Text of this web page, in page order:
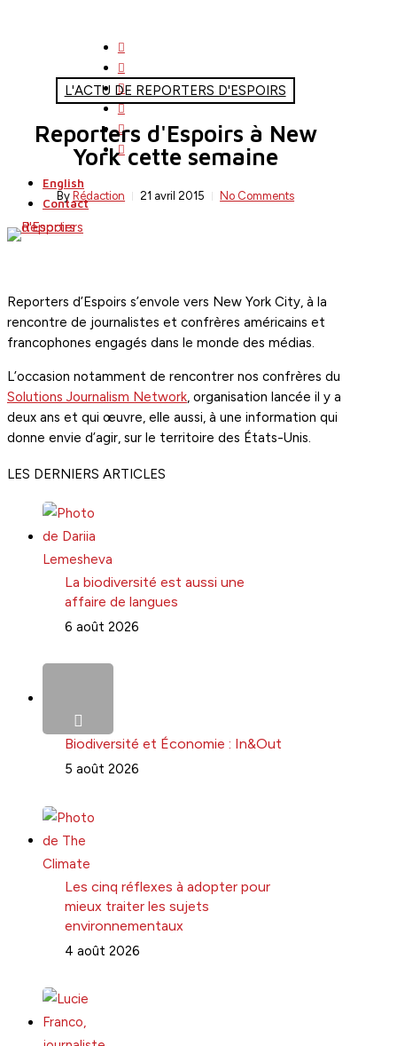
twitter
facebook
linkedin
youtube
instagram
flickr
English
Contact
search
Menu
L'ACTU DE REPORTERS D'ESPOIRS
Reporters d'Espoirs à New
York cette semaine
By Rédaction 21 avril 2015 No Comments
Reporters d’Espoirs s’envole vers New York City, à la
rencontre de journalistes et confrères américains et
francophones engagés dans le monde des médias.
L’occasion notamment de rencontrer nos confrères du
Solutions Journalism Network, organisation lancée il y a
deux ans et qui œuvre, elle aussi, à une information qui
donne envie d’agir, sur le territoire des États-Unis.
LES DERNIERS ARTICLES
La biodiversité est aussi une
affaire de langues
6 août 2026
Biodiversité et Économie : In&Out
5 août 2026
Les cinq réflexes à adopter pour
mieux traiter les sujets
environnementaux
4 août 2026